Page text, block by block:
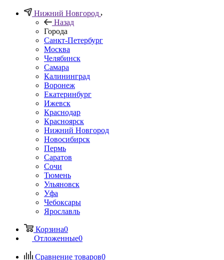
Нижний Новгород
Назад
Города
Санкт-Петербург
Москва
Челябинск
Самара
Калининград
Воронеж
Екатеринбург
Ижевск
Краснодар
Красноярск
Нижний Новгород
Новосибирск
Пермь
Саратов
Сочи
Тюмень
Ульяновск
Уфа
Чебоксары
Ярославль
Корзина0
Отложенные0
Сравнение товаров0